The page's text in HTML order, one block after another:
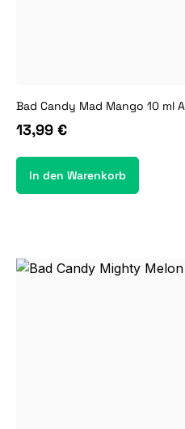
Bad Candy Mad Mango 10 ml
13,99 €
In den Warenkorb